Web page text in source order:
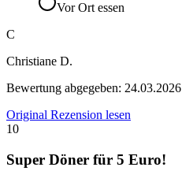
Vor Ort essen
C
Christiane D.
Bewertung abgegeben: 24.03.2026
Original Rezension lesen
10
Super Döner für 5 Euro!